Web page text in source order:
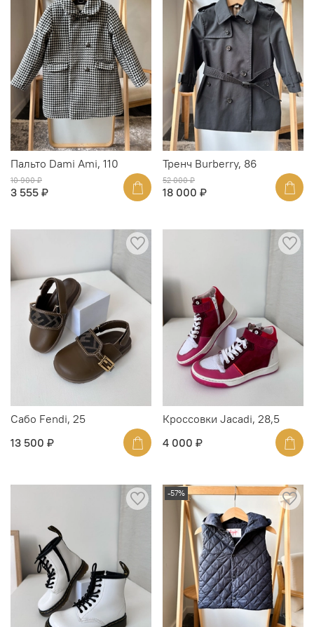
Пальто Dami Ami, 110
10 900 ₽
3 555 ₽
Тренч Burberry, 86
52 000 ₽
18 000 ₽
Сабо Fendi, 25
13 500 ₽
Кроссовки Jacadi, 28,5
4 000 ₽
-57%